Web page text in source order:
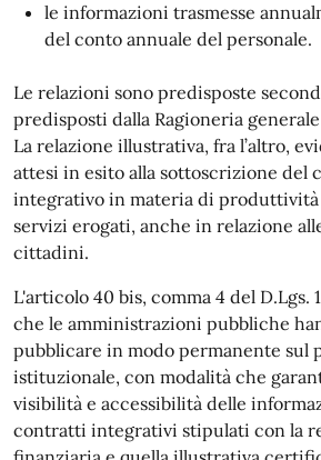
le informazioni trasmesse
del conto annuale del personale.
Le relazioni sono predisposte
predisposti dalla Ragioneria
La relazione illustrativa, fra l’altro,
attesi in esito alla sottoscrizione del
integrativo in materia di
servizi erogati, anche in relazione
cittadini.
L'articolo 40 bis, comma 4 del D.Lgs.
che le amministrazioni pubbliche
pubblicare in modo permanente sul
istituzionale, con modalità che
visibilità e accessibilità delle
contratti integrativi stipulati con la